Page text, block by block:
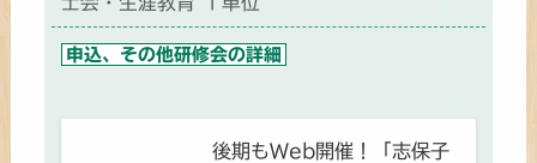
申込、その他研修会の詳細
後期もWeb開催！「志保子